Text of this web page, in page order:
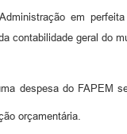
em
contabilidade geral do
despesa do FAPEM
orçamentária.